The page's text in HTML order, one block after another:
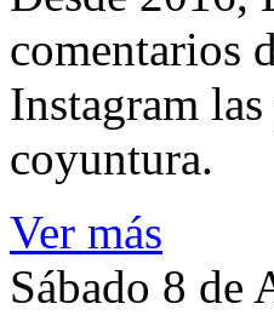
comentarios
Instagram
coyuntura.
Ver más
Sábado 8 de